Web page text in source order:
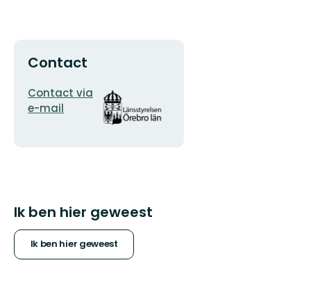
Contact
E-
mailadres
Contact via
e-mail
Organisatie-
logotype
Ik ben hier geweest
Ik ben hier geweest